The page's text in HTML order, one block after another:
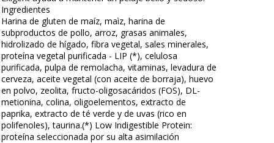
Ingredientes
Harina de gluten de maíz, maìz, harina de
subproductos de pollo, arroz, grasas animales,
hidrolizado de hígado, fibra vegetal, sales minerales,
proteína vegetal purificada - LIP (*), celulosa
purificada, pulpa de remolacha, vitaminas, levadura de
cerveza, aceite vegetal (con aceite de borraja), huevo
en polvo, zeolita, fructo-oligosacáridos (FOS), DL-
metionina, colina, oligoelementos, extracto de
paprika, extracto de té verde y de uvas (rico en
polifenoles), taurina.(*) Low Indigestible Protein:
proteína seleccionada por su alta asimilación